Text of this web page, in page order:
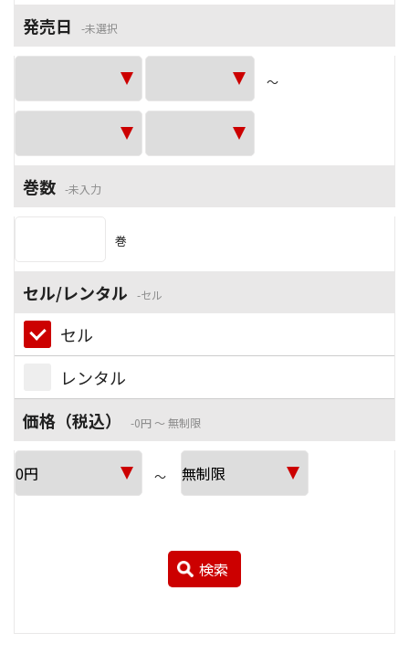
発売日
未選択
～
巻数 未入力
巻
セル/レンタル セル
セル
レンタル
価格（税込）
0円 ～ 無制限
～
検索